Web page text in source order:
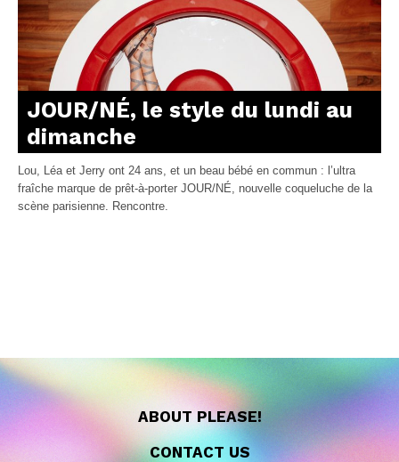
JOUR/NÉ, le style du lundi au
dimanche
Lou, Léa et Jerry ont 24 ans, et un beau bébé en commun : l’ultra
fraîche marque de prêt-à-porter JOUR/NÉ, nouvelle coqueluche de la
scène parisienne. Rencontre.
ABOUT PLEASE!
CONTACT US